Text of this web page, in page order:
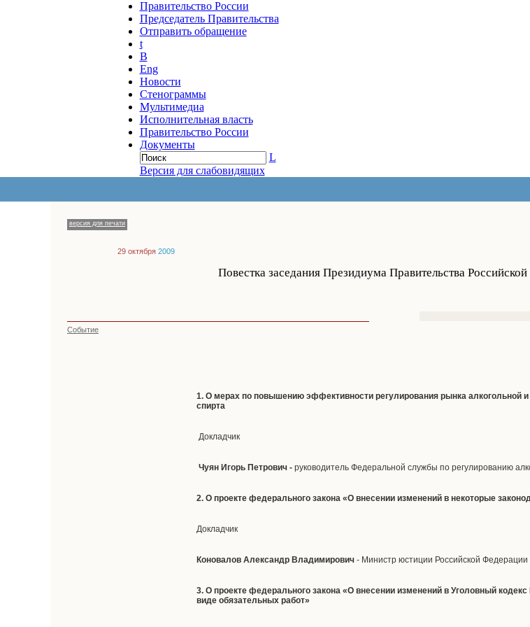
Правительство России
Председатель Правительства
Отправить обращение
t
B
Eng
Новости
Стенограммы
Мультимедиа
Исполнительная власть
Правительство России
Документы
L
Версия для слабовидящих
версия для печати
29 октября 2009
Повестка заседания Президиума Правительства
Событие
1. О мерах по повышению эффективности регулирования рынка алкогольной
спирта
Докладчик
Чуян Игорь Петрович - руководитель Федеральной службы по регулированию
2. О проекте федерального закона «О внесении изменений в некоторые
Докладчик
Коновалов Александр Владимирович - Министр юстиции Российской Федерации
3. О проекте федерального закона «О внесении изменений в Уголовный
виде обязательных работ»